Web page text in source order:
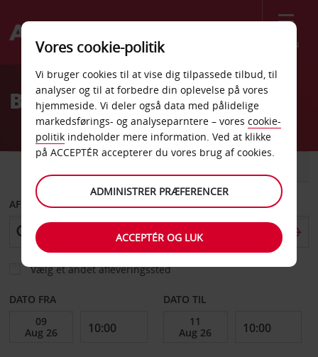
Menu
Welcome
AvisBilleje Alexandria VA Avis
AFHENT FRA
Vælg et andet afleveringssted
DATO FRA DATO TIL
Vores cookie-politik
Vi bruger cookies til at vise dig tilpassede tilbud, til
analyser og til at forbedre din oplevelse på vores
hjemmeside. Vi deler også data med pålidelige
markedsførings- og analyseparntere – vores cookie-
politik indeholder mere information. Ved at klikke
på ACCEPTÉR accepterer du vores brug af cookies.
ADMINISTRER PRÆFERENCER
ACCEPTÉR OG LUK